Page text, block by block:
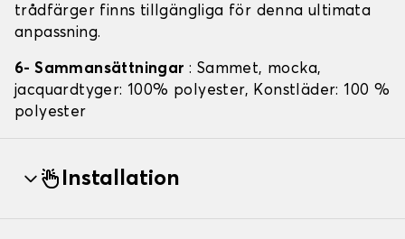
trådfärger finns tillgängliga för denna ultimata
anpassning.
6- Sammansättningar : Sammet, mocka,
jacquardtyger: 100% polyester, Konstläder: 100 %
polyester
Installation